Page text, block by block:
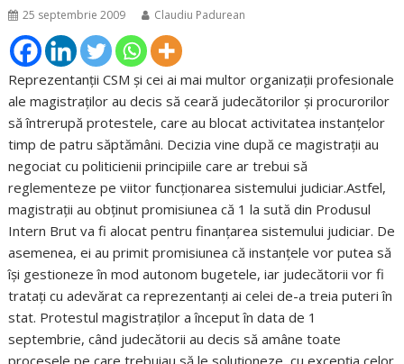
25 septembrie 2009 Claudiu Padurean
Reprezentanţii CSM şi cei ai mai multor organizaţii profesionale
ale magistraţilor au decis să ceară judecătorilor şi procurorilor
să întrerupă protestele, care au blocat activitatea instanţelor
timp de patru săptămâni. Decizia vine după ce magistraţii au
negociat cu politicienii principiile care ar trebui să
reglementeze pe viitor funcţionarea sistemului judiciar.Astfel,
magistraţii au obţinut promisiunea că 1 la sută din Produsul
Intern Brut va fi alocat pentru finanţarea sistemului judiciar. De
asemenea, ei au primit promisiunea că instanţele vor putea să
îşi gestioneze în mod autonom bugetele, iar judecătorii vor fi
trataţi cu adevărat ca reprezentanţi ai celei de-a treia puteri în
stat. Protestul magistraţilor a început în data de 1
septembrie, când judecătorii au decis să amâne toate